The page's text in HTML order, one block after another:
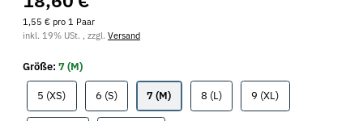
1,55 € pro 1 Paar
inkl. 19% USt. , zzgl. Versand
Größe: 7 (M)
5 (XS)5 (XS) 6 (S)6 (S) 7 (M)7 (M) 8 (L)8 (L) 9 (XL)9 (XL)